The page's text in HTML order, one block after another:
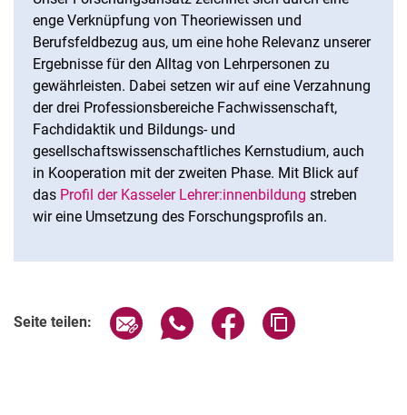
enge Verknüpfung von Theoriewissen und
Berufsfeldbezug aus, um eine hohe Relevanz unserer
Ergebnisse für den Alltag von Lehrpersonen zu
gewährleisten. Dabei setzen wir auf eine Verzahnung
der drei Professionsbereiche Fachwissenschaft,
Fachdidaktik und Bildungs- und
gesellschaftswissenschaftliches Kernstudium, auch
in Kooperation mit der zweiten Phase. Mit Blick auf
das Profil der Kasseler Lehrer:innenbildung streben
wir eine Umsetzung des Forschungsprofils an.
Seite teilen: Seite über E-Mail teilen
Seite über WhatsApp teilen
Seite über Facebook